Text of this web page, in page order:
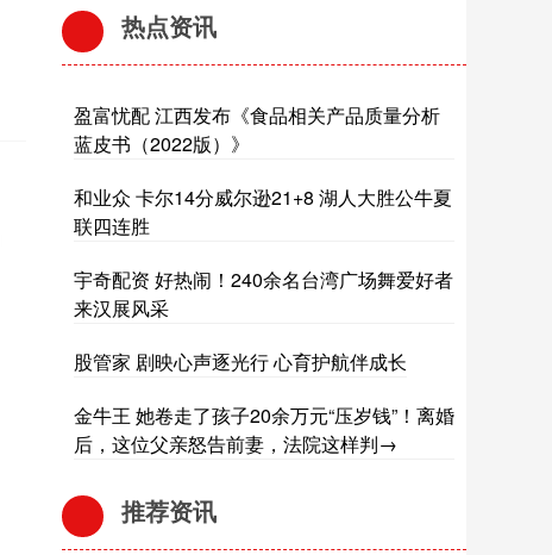
热点资讯
盈富忧配 江西发布《食品相关产品质量分析
蓝皮书（2022版）》
和业众 卡尔14分威尔逊21+8 湖人大胜公牛夏
联四连胜
宇奇配资 好热闹！240余名台湾广场舞爱好者
来汉展风采
股管家 剧映心声逐光行 心育护航伴成长
金牛王 她卷走了孩子20余万元“压岁钱”！离婚
后，这位父亲怒告前妻，法院这样判→
推荐资讯